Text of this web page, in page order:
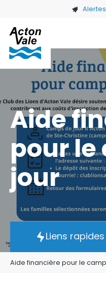
Skip to main content
Aide
pour le
jour
Liens rapides
Aide financière pour le